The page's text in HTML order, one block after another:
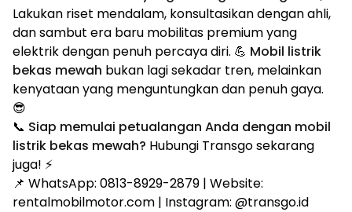
Lakukan riset mendalam, konsultasikan dengan ahli,
dan sambut era baru mobilitas premium yang
elektrik dengan penuh percaya diri. 💪 Mobil listrik
bekas mewah bukan lagi sekadar tren, melainkan
kenyataan yang menguntungkan dan penuh gaya.
😎
📞 Siap memulai petualangan Anda dengan mobil
listrik bekas mewah? Hubungi Transgo sekarang
juga! ⚡
📌 WhatsApp: 0813-8929-2879 | Website:
rentalmobilmotor.com | Instagram: @transgo.id